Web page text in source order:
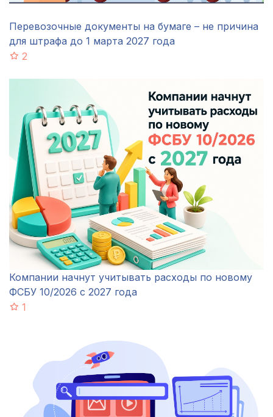
Перевозочные документы на бумаге – не причина
для штрафа до 1 марта 2027 года
2
Компании начнут учитывать расходы по новому
ФСБУ 10/2026 с 2027 года
1